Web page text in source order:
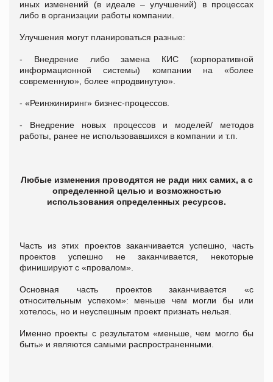
иных изменений (в идеале – улучшений) в процессах
либо в организации работы компании.
Улучшения могут планироваться разные:
- Внедрение либо замена КИС (корпоративной
информационной системы) компании на «более
современную», более «продвинутую».
- «Реинжиниринг» бизнес-процессов.
- Внедрение новых процессов и моделей/ методов
работы, ранее не использовавшихся в компании и т.п.
Любые изменения проводятся не ради них самих, а с
определенной целью и возможностью
использования определенных ресурсов.
Часть из этих проектов заканчивается успешно, часть
проектов успешно не заканчивается, некоторые
финишируют с «провалом».
Основная часть проектов заканчивается «с
относительным успехом»: меньше чем могли бы или
хотелось, но и неуспешным проект признать нельзя.
Именно проекты с результатом «меньше, чем могло бы
быть» и являются самыми распространенными.